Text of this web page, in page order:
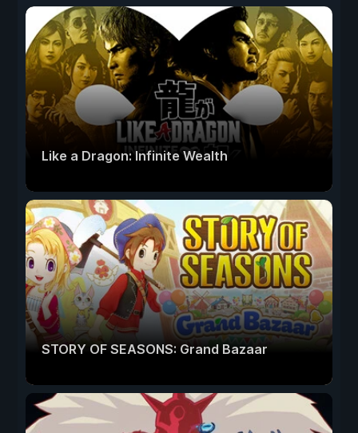
Like a Dragon: Infinite Wealth
STORY OF SEASONS: Grand Bazaar